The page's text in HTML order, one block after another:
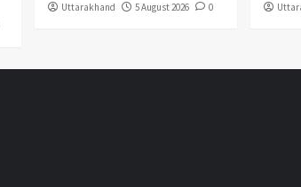
Uttarakhand 5 August 2026 0